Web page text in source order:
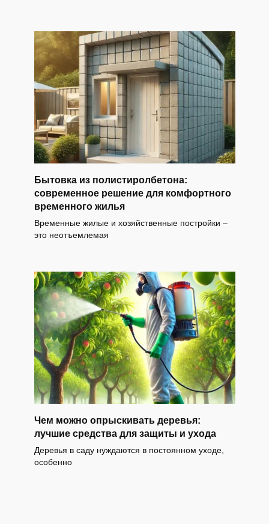
Бытовка из полистиролбетона:
современное решение для комфортного
временного жилья
Временные жилые и хозяйственные постройки –
это неотъемлемая
Чем можно опрыскивать деревья:
лучшие средства для защиты и ухода
Деревья в саду нуждаются в постоянном уходе,
особенно